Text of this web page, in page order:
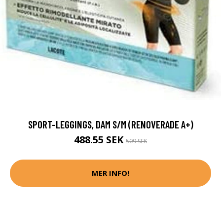
SPORT-LEGGINGS, DAM S/M (RENOVERADE A+)
488.55 SEK 509 SEK
MER INFO!